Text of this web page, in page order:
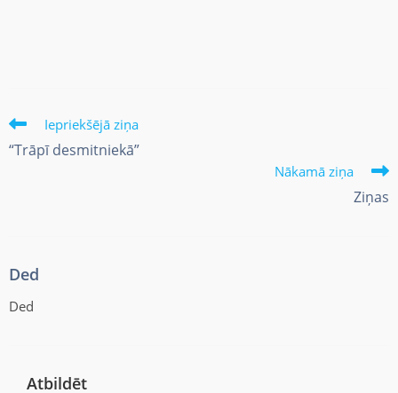
Iepriekšējā ziņa
“Trāpī desmitniekā”
Nākamā ziņa
Ziņas
Ded
Ded
Atbildēt